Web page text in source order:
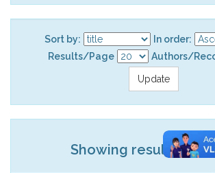
Sort by:
In order:
Results/Page
Authors/
Showing results 1 to 1